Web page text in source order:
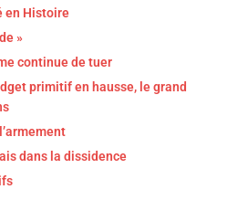
en Histoire
»
continue de tuer
primitif en hausse, le grand
dans la dissidence